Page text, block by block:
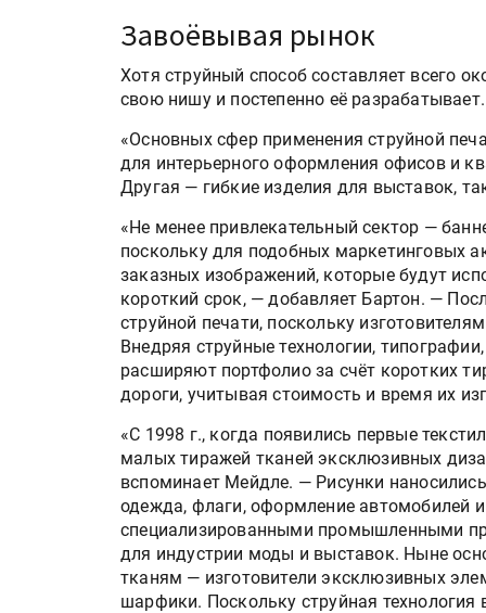
Завоёвывая рынок
Хотя струйный способ составляет всего
свою нишу и постепенно её разрабатывает.
«Основных сфер применения струйной
для интерьерного оформления офисов и
Другая — гибкие изделия для выставок,
«Не менее привлекательный сектор —
поскольку для подобных маркетинговых
заказных изображений, которые будут
короткий срок, — добавляет Бартон. —
струйной печати, поскольку
Внедряя струйные технологии,
расширяют портфолио за счёт коротких
дороги, учитывая стоимость и время их
«С 1998 г., когда появились первые
малых тиражей тканей эксклюзивных
вспоминает Мейдле. — Рисунки
одежда, флаги, оформление автомобилей
специализированными промышленными
для индустрии моды и выставок. Ныне
тканям — изготовители эксклюзивных
шарфики. Поскольку струйная